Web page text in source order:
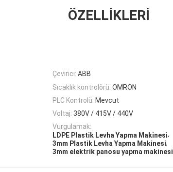
ÖZELLIKLERI
Çevirici: ABB
Sıcaklık kontrolörü: OMRON
PLC Kontrolü: Mevcut
Voltaj: 380V / 415V / 440V
Vurgulamak:
LDPE Plastik Levha Yapma Makinesi,
3mm Plastik Levha Yapma Makinesi,
3mm elektrik panosu yapma makinesi